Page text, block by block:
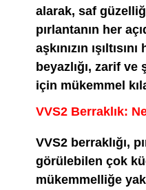
alarak, saf
pırlantanın her
aşkınızın
beyazlığı, zarif
için mükemmel
VVS2 Berraklık:
VVS2 berraklığı,
görülebilen çok
mükemmelliğe